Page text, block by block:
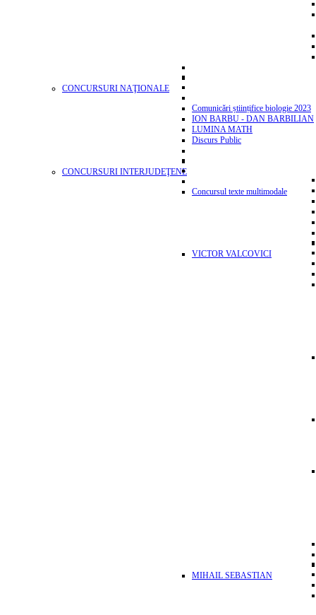
CONCURSURI NAŢIONALE
Comunicări științifice biologie 2023
ION BARBU - DAN BARBILIAN
LUMINA MATH
Discurs Public
CONCURSURI INTERJUDEŢENE
Concursul texte multimodale
VICTOR VALCOVICI
MIHAIL SEBASTIAN